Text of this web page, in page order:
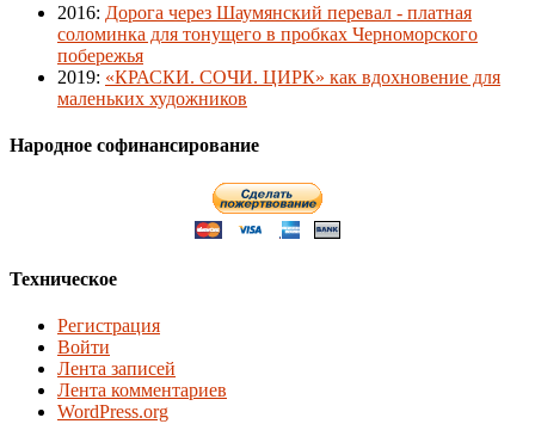
2016: Дорога через Шаумянский перевал - платная
соломинка для тонущего в пробках Черноморского
побережья
2019: «КРАСКИ. СОЧИ. ЦИРК» как вдохновение для
маленьких художников
Народное софинансирование
Техническое
Регистрация
Войти
Лента записей
Лента комментариев
WordPress.org